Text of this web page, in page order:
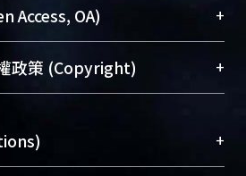
and promote researcher
works, Library integrates the
with “Academic
Access, OA) +
角度提升資訊取用性的社會運
上是透過將研究著作公開供使
加速研究發展、提升研究影響
政策 (Copyright) +
非匯入者所有，或由第三方贊
確認該版權所有者及第三方同
+